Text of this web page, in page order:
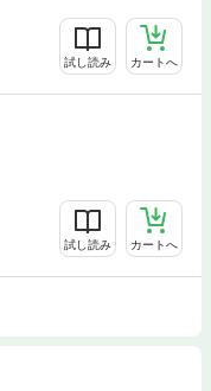
試し読み カートへ
試し読み カートへ